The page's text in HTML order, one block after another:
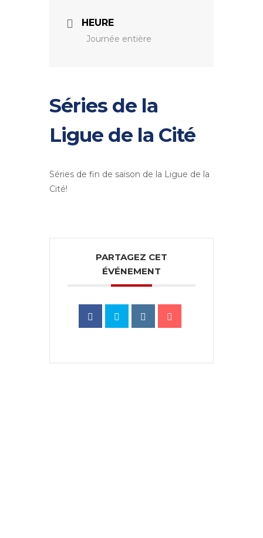
HEURE
Journée entière
Séries de la
Ligue de la Cité
Séries de fin de saison de la Ligue de la
Cité!
PARTAGEZ CET
ÉVÉNEMENT